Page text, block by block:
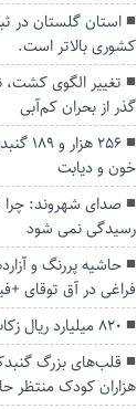
استان گلستان در
کشوری بالاتر است.
تغییر الگوی کشت،
گذر از بحران کم‌آبی
۲۵۶
خون و دیابت
صدای شهروند: چرا
رسیدگی نمی شود
حاشیه پررنگ و
فراغی در آق توقای
۸۲۰ میلیارد ریال زکات در گلستان جمع‌آوری شد
قلب‌های بزرگ
هزاران کودک منتظر